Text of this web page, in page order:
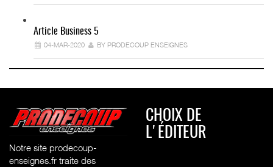
Article Business 5
04-MAR-2020 BY PRODECOUP ENSEIGNES
Notre site prodecoup-
enseignes.fr traite des
CHOIX DE
L'ÉDITEUR